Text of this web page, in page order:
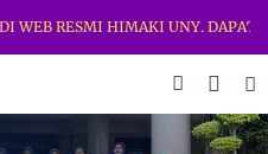
RESMI HIMAKI UNY.